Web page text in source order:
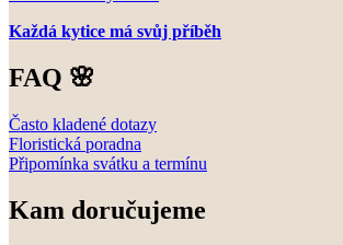
Každá kytice má svůj příběh
FAQ 🌸
Často kladené dotazy
Floristická poradna
Připomínka svátku a termínu
Kam doručujeme